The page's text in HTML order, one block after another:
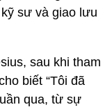
sư và giao lưu
sau khi tham
biết “Tôi đã
qua, từ sự